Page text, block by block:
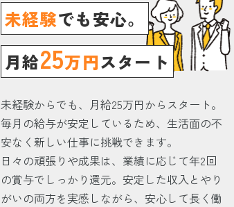
未経験でも安心。
月給25万円スタート
未経験からでも、月給25万円からスタート。
毎月の給与が安定しているため、生活面の不
安なく新しい仕事に挑戦できます。
日々の頑張りや成果は、業績に応じて年2回
の賞与でしっかり還元。安定した収入とやり
がいの両方を実感しながら、安心して長く働